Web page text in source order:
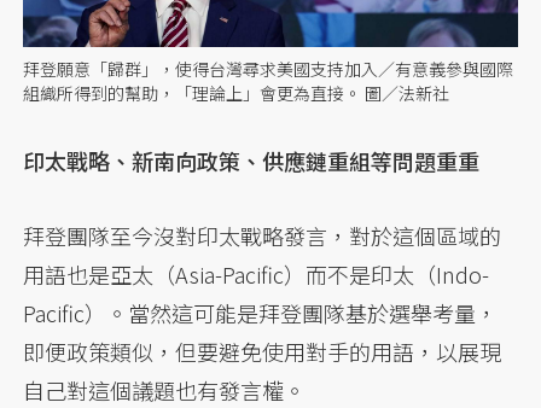
拜登願意「歸群」，使得台灣尋求美國支持加入／有意義參與國際
組織所得到的幫助，「理論上」會更為直接。 圖／法新社
印太戰略、新南向政策、供應鏈重組等問題重重
拜登團隊至今沒對印太戰略發言，對於這個區域的
用語也是亞太（Asia-Pacific）而不是印太（Indo-
Pacific）。當然這可能是拜登團隊基於選舉考量，
即便政策類似，但要避免使用對手的用語，以展現
自己對這個議題也有發言權。